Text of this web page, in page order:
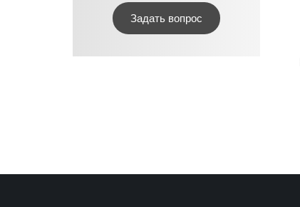
Задать вопрос